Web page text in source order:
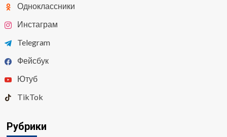
Одноклассники
Инстаграм
Telegram
Фейсбук
Ютуб
TikTok
Рубрики